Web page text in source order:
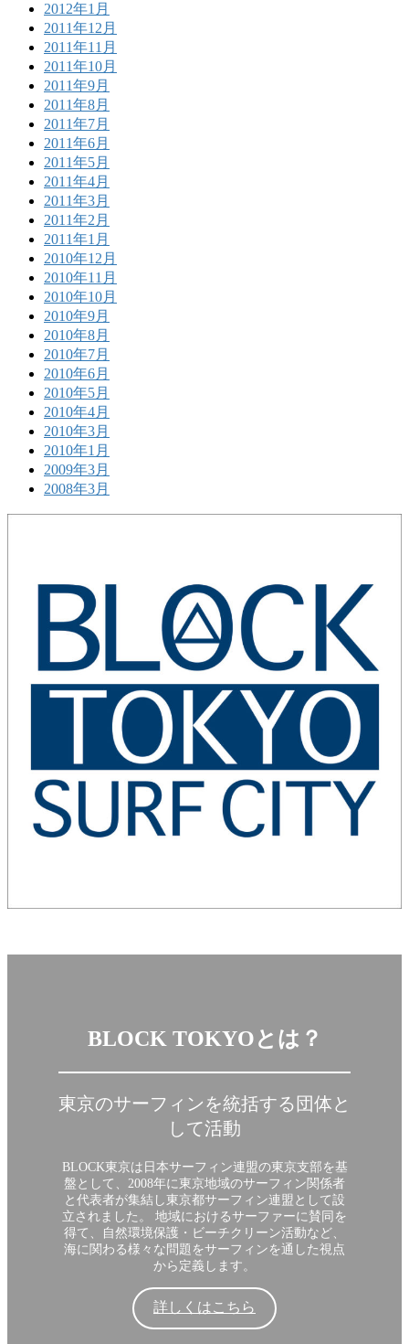
2012年1月
2011年12月
2011年11月
2011年10月
2011年9月
2011年8月
2011年7月
2011年6月
2011年5月
2011年4月
2011年3月
2011年2月
2011年1月
2010年12月
2010年11月
2010年10月
2010年9月
2010年8月
2010年7月
2010年6月
2010年5月
2010年4月
2010年3月
2010年1月
2009年3月
2008年3月
BLOCK TOKYOとは？
東京のサーフィンを統括する団体と
して活動
BLOCK東京は日本サーフィン連盟の東京支部を基
盤として、2008年に東京地域のサーフィン関係者
と代表者が集結し東京都サーフィン連盟として設
立されました。 地域におけるサーファーに賛同を
得て、自然環境保護・ビーチクリーン活動など、
海に関わる様々な問題をサーフィンを通した視点
から定義します。
詳しくはこちら